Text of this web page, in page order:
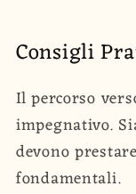
Consigli
Il percorso
impegnativo.
devono
fondamentali.